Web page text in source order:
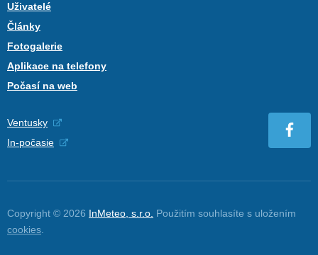
Uživatelé
Články
Fotogalerie
Aplikace na telefony
Počasí na web
Ventusky
In-počasie
Copyright © 2026 InMeteo, s.r.o. Použitím souhlasíte s uložením
cookies